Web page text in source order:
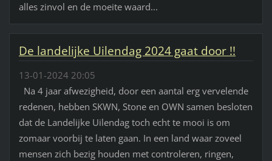
alles zinvol en de moeite waard...
De landelijke Uilendag 2024 gaat door !!
13-01-2024 20:05
Na 4 jaar afwezigheid, door een aantal erg vervelende
redenen, hebben SKWN, Stone en OWN samen besloten
dat de Landelijke Uilendag toch echt te mooi is om
zomaar voorbij te laten gaan. In een land waar zoveel
mensen zich bezig houden met controleren, ringen,